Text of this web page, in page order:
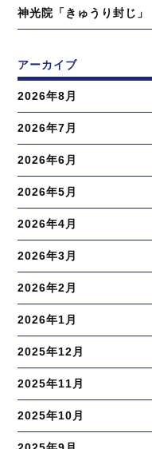
神光院「きゅうり封じ」
アーカイブ
2026年8月
2026年7月
2026年6月
2026年5月
2026年4月
2026年3月
2026年2月
2026年1月
2025年12月
2025年11月
2025年10月